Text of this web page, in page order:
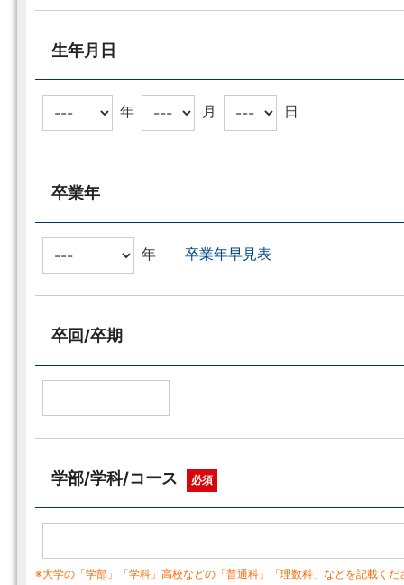
生年月日
年 月 日
卒業年
年卒業年早見表
卒回/卒期
学部/学科/コース 必須
※大学の「学部」「学科」高校などの「普通科」「理数科」などを記載くだ